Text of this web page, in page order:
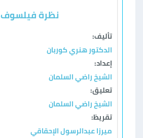
نظرة فيلسوف
تأليف:
الدكتور هنري كوربان
إعداد:
الشيخ راضي السلمان
تعليق:
الشيخ راضي السلمان
تقريظ:
ميرزا عبدالرسول الإحقاقي